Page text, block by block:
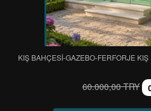
KIŞ BAHÇESİ-GAZEBO-FERFORJE
60.000,00 TRY